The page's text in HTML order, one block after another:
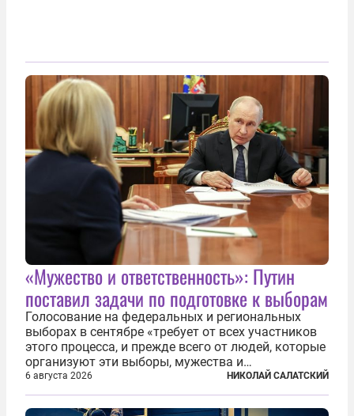
«Мужество и ответственность»: Путин
поставил задачи по подготовке к выборам
Голосование на федеральных и региональных
выборах в сентябре «требует от всех участников
этого процесса, и прежде всего от людей, которые
организуют эти выборы, мужества и
ответственного отношения к формированию
власти», — подчеркнул президент Владимир Путин
на состоявшейся 5 августа в Кремле...
6 августа 2026 НИКОЛАЙ САЛАТСКИЙ